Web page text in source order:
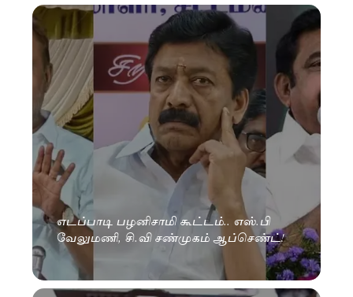
எடப்பாடி பழனிசாமி கூட்டம்.. எஸ்.பி
வேலுமணி, சி.வி சண்முகம் ஆப்செண்ட்!